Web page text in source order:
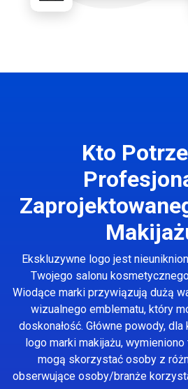
Kto
Ekskluzywne logo jest
Twojego salonu
Wiodące marki przywiązują dużą
wizualnego emblematu, który
doskonałość. Główne powody,
logo marki makijażu,
mogą skorzystać osoby z
obserwujące osoby/branże